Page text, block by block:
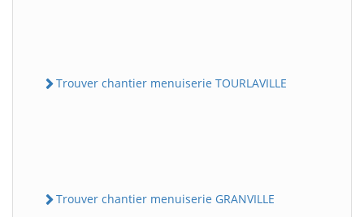
Trouver chantier menuiserie TOURLAVILLE
Trouver chantier menuiserie GRANVILLE